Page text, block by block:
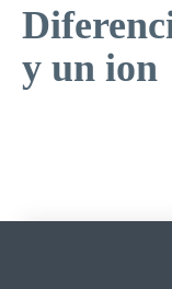
y un ion